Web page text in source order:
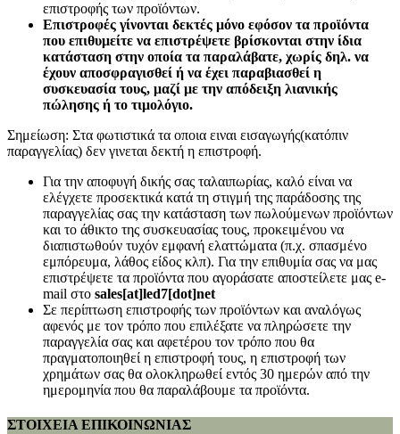
επιστροφής των προϊόντων.
Επιστροφές γίνονται δεκτές μόνο εφόσον τα προϊόντα
που επιθυμείτε να επιστρέψετε βρίσκονται στην ίδια
κατάσταση στην οποία τα παραλάβατε, χωρίς δηλ. να
έχουν αποσφραγισθεί ή να έχει παραβιασθεί η
συσκευασία τους, μαζί με την απόδειξη λιανικής
πώλησης ή το τιμολόγιο.
Σημείωση: Στα φωτιστικά τα οποια ειναι εισαγωγής(κατόπιν
παραγγελίας) δεν γινεται δεκτή η επιστροφή.
Για την αποφυγή δικής σας ταλαιπωρίας, καλό είναι να
ελέγχετε προσεκτικά κατά τη στιγμή της παράδοσης της
παραγγελίας σας την κατάσταση των πωλούμενων προϊόντων
και το άθικτο της συσκευασίας τους, προκειμένου να
διαπιστωθούν τυχόν εμφανή ελαττώματα (π.χ. σπασμένο
εμπόρευμα, λάθος είδος κλπ). Για την επιθυμία σας να μας
επιστρέψετε τα προϊόντα που αγοράσατε αποστείλετε μας e-
mail στο sales[at]led7[dot]net
Σε περίπτωση επιστροφής των προϊόντων και αναλόγως
αφενός με τον τρόπο που επιλέξατε να πληρώσετε την
παραγγελία σας και αφετέρου τον τρόπο που θα
πραγματοποιηθεί η επιστροφή τους, η επιστροφή των
χρημάτων σας θα ολοκληρωθεί εντός 30 ημερών από την
ημερομηνία που θα παραλάβουμε τα προϊόντα.
ΣΤΟΙΧΕΙΑ ΕΠΙΚΟΙΝΩΝΙΑΣ